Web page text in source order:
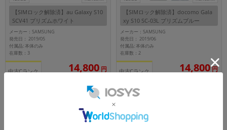
【SIMロック解除済】au Galaxy S10
SCV41 プリズムホワイト
メーカー：SAMSUNG
発売日： 2019/05
付属品: 本体のみ
在庫数：3
中古Cランク 14,800 円
【SIMロック解除済】docomo Gala
xy S10 SC-03L プリズムブルー
メーカー：SAMSUNG
発売日： 2019/06
付属品: 本体のみ
在庫数：2
中古Cランク 14,800円